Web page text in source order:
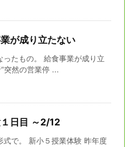
業が成り立たない
ったもの。 給食事業が成り立
突然の営業停 ...
日目 ～2/12
式で。 新小５授業体験 昨年度